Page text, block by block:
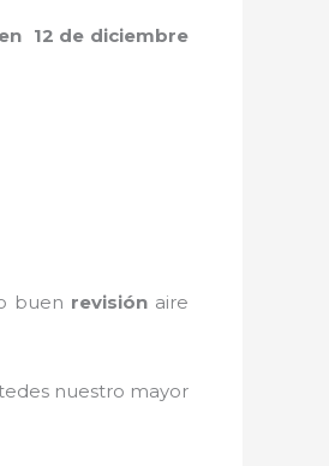
en 12 de diciembre
buen revisión aire
nuestro mayor